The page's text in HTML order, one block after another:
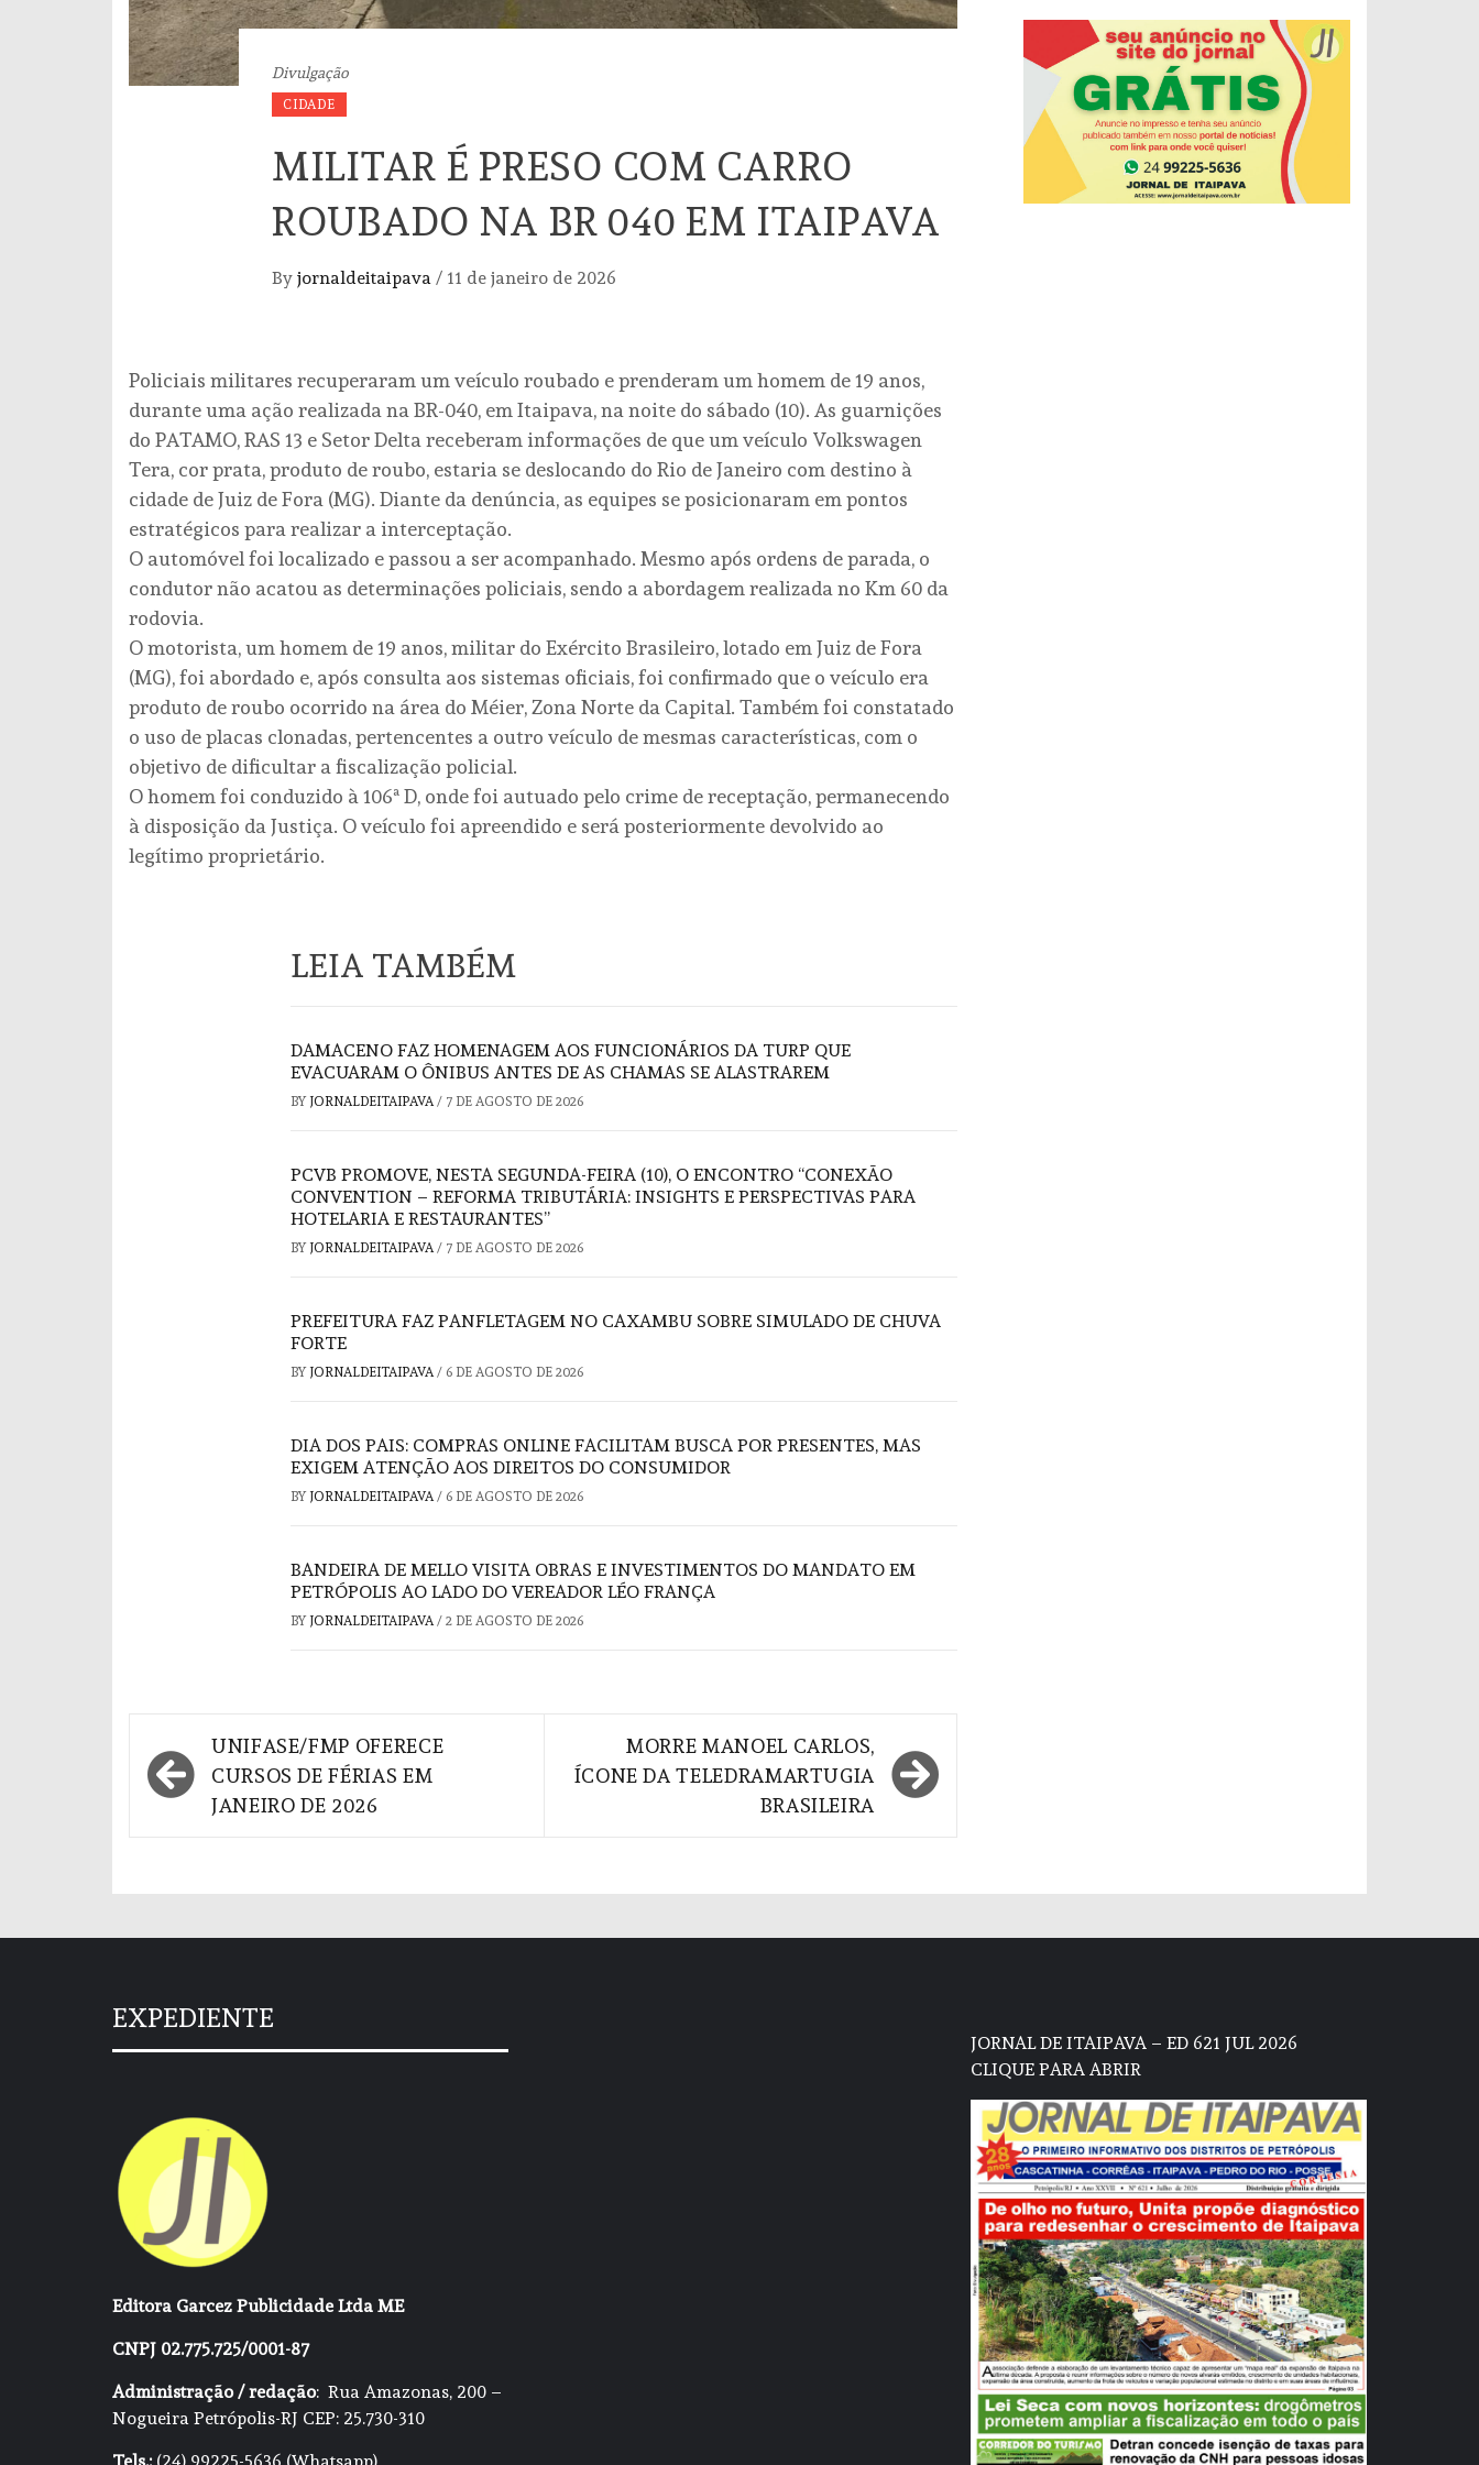
Divulgação
CIDADE
MILITAR É PRESO COM CARRO
ROUBADO NA BR 040 EM ITAIPAVA
By jornaldeitaipava / 11 de janeiro de 2026
Policiais militares recuperaram um veículo roubado e prenderam um homem de 19 anos,
durante uma ação realizada na BR-040, em Itaipava, na noite do sábado (10). As guarnições
do PATAMO, RAS 13 e Setor Delta receberam informações de que um veículo Volkswagen
Tera, cor prata, produto de roubo, estaria se deslocando do Rio de Janeiro com destino à
cidade de Juiz de Fora (MG). Diante da denúncia, as equipes se posicionaram em pontos
estratégicos para realizar a interceptação.
O automóvel foi localizado e passou a ser acompanhado. Mesmo após ordens de parada, o
condutor não acatou as determinações policiais, sendo a abordagem realizada no Km 60 da
rodovia.
O motorista, um homem de 19 anos, militar do Exército Brasileiro, lotado em Juiz de Fora
(MG), foi abordado e, após consulta aos sistemas oficiais, foi confirmado que o veículo era
produto de roubo ocorrido na área do Méier, Zona Norte da Capital. Também foi constatado
o uso de placas clonadas, pertencentes a outro veículo de mesmas características, com o
objetivo de dificultar a fiscalização policial.
O homem foi conduzido à 106ª D, onde foi autuado pelo crime de receptação, permanecendo
à disposição da Justiça. O veículo foi apreendido e será posteriormente devolvido ao
legítimo proprietário.
LEIA TAMBÉM
DAMACENO FAZ HOMENAGEM AOS FUNCIONÁRIOS DA TURP QUE
EVACUARAM O ÔNIBUS ANTES DE AS CHAMAS SE ALASTRAREM
BY JORNALDEITAIPAVA / 7 DE AGOSTO DE 2026
PCVB PROMOVE, NESTA SEGUNDA-FEIRA (10), O ENCONTRO “CONEXÃO
CONVENTION – REFORMA TRIBUTÁRIA: INSIGHTS E PERSPECTIVAS PARA
HOTELARIA E RESTAURANTES”
BY JORNALDEITAIPAVA / 7 DE AGOSTO DE 2026
PREFEITURA FAZ PANFLETAGEM NO CAXAMBU SOBRE SIMULADO DE CHUVA
FORTE
BY JORNALDEITAIPAVA / 6 DE AGOSTO DE 2026
DIA DOS PAIS: COMPRAS ONLINE FACILITAM BUSCA POR PRESENTES, MAS
EXIGEM ATENÇÃO AOS DIREITOS DO CONSUMIDOR
BY JORNALDEITAIPAVA / 6 DE AGOSTO DE 2026
BANDEIRA DE MELLO VISITA OBRAS E INVESTIMENTOS DO MANDATO EM
PETRÓPOLIS AO LADO DO VEREADOR LÉO FRANÇA
BY JORNALDEITAIPAVA / 2 DE AGOSTO DE 2026
Navegação
de
UNIFASE/FMP OFERECE
CURSOS DE FÉRIAS EM
JANEIRO DE 2026
MORRE MANOEL CARLOS,
ÍCONE DA TELEDRAMARTUGIA
BRASILEIRA
EXPEDIENTE
Editora Garcez Publicidade Ltda ME
CNPJ 02.775.725/0001-87
Administração / redação: Rua Amazonas, 200 –
Nogueira Petrópolis-RJ CEP: 25.730-310
JORNAL DE ITAIPAVA – ED 621 JUL 2026
CLIQUE PARA ABRIR